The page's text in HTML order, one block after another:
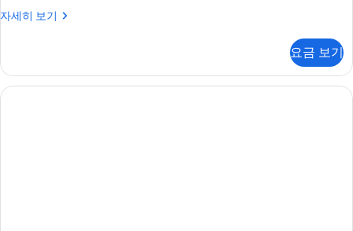
사
모
두
자세히 보기
프
트
윈
룸
요금 보기